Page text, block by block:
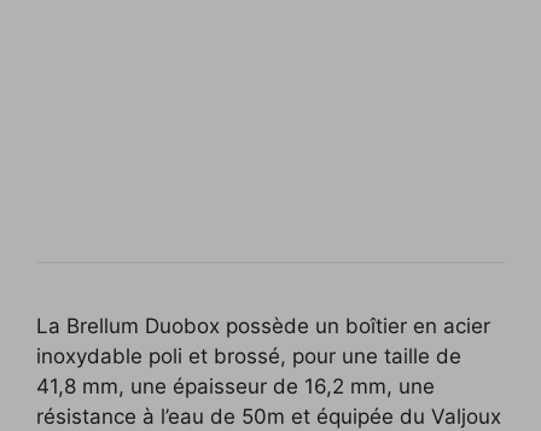
La Brellum Duobox possède un boîtier en acier
inoxydable poli et brossé, pour une taille de
41,8 mm, une épaisseur de 16,2 mm, une
résistance à l’eau de 50m et équipée du Valjoux